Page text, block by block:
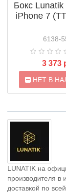
Бокс
iPhone 7
6138-
3 373
НЕТ В
LUNATIK на
производителя в
доставкой по